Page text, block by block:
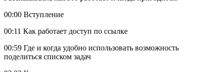
00:00 Вступление
00:11 Как работает доступ по ссылке
00:59 Где и когда удобно использовать возможность
поделиться списком задач